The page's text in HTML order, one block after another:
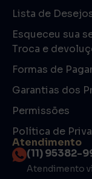
Lista de
Esqueceu sua
Troca e
Formas de
Garantias dos
Permissões
Política de
Atendimento
(11) 95382-
Atendimento